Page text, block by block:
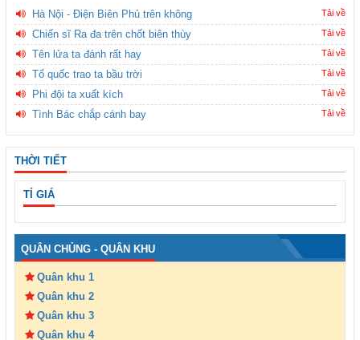
Hà Nội - Điện Biên Phủ trên không Tải về
Chiến sĩ Ra đa trên chốt biên thùy Tải về
Tên lửa ta đánh rất hay Tải về
Tổ quốc trao ta bầu trời Tải về
Phi đội ta xuất kích Tải về
Tình Bác chắp cánh bay Tải về
THỜI TIẾT
TỈ GIÁ
QUÂN CHỦNG - QUÂN KHU
Quân khu 1
Quân khu 2
Quân khu 3
Quân khu 4